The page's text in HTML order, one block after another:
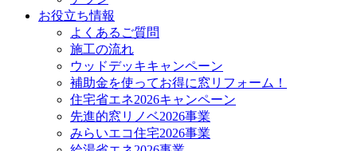
お役立ち情報
よくあるご質問
施工の流れ
ウッドデッキキャンペーン
補助金を使ってお得に窓リフォーム！
住宅省エネ2026キャンペーン
先進的窓リノベ2026事業
みらいエコ住宅2026事業